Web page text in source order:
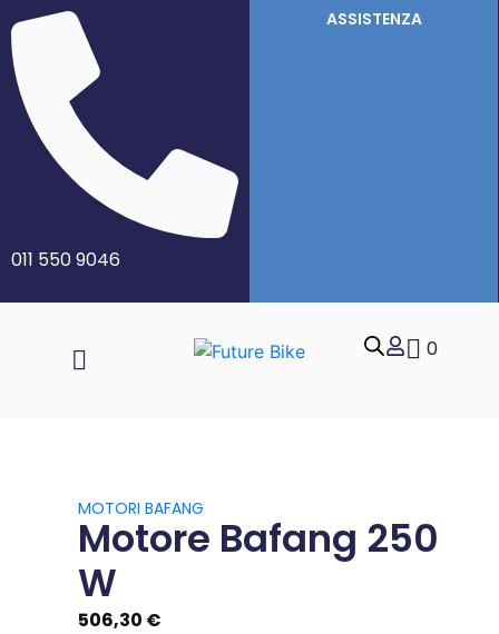
011 550 9046
ASSISTENZA
0
MOTORI BAFANG
Motore Bafang 250
W
506,30 €